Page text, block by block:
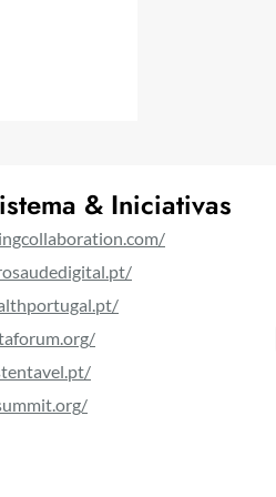
& Iniciativas